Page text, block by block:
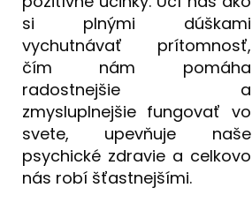
si plnými dúškami
vychutnávať prítomnosť,
čím nám pomáha
radostnejšie a
zmysluplnejšie fungovať vo
svete, upevňuje naše
psychické zdravie a celkovo
nás robí šťastnejšími.